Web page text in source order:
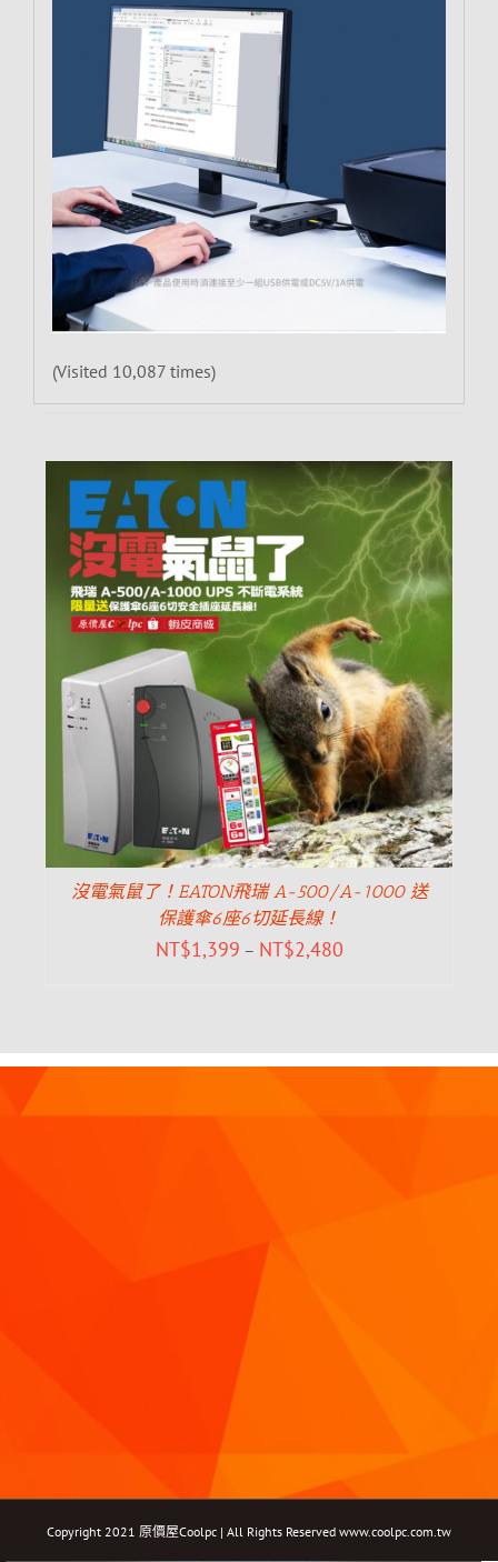
(Visited 10,087 times)
沒電氣鼠了！EATON飛瑞 A-500/A-1000 送
保護傘6座6切延長線！
NT$1,399 – NT$2,480
Copyright 2021 原價屋Coolpc | All Rights Reserved www.coolpc.com.tw